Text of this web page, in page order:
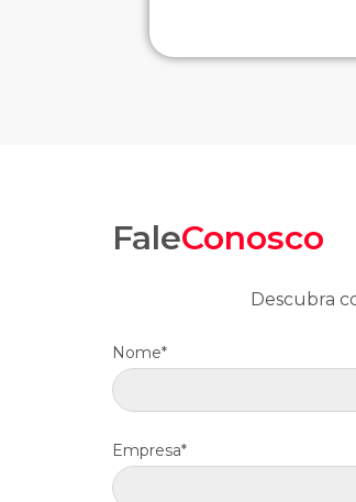
FaleConosco
Descubra
Nome*
Empresa*